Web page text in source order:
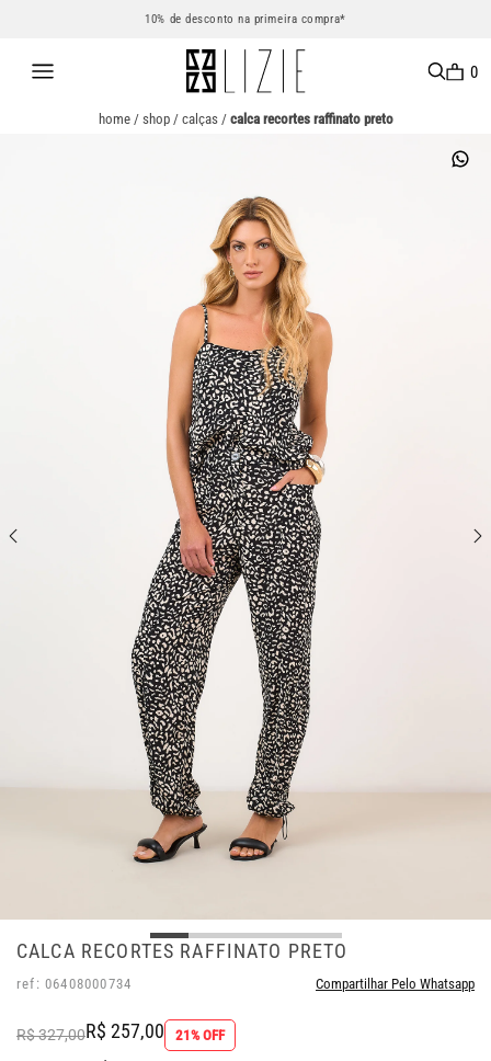
10% de desconto na primeira compra*
0
home/ shop/ calças/ calca recortes raffinato preto
CALCA RECORTES RAFFINATO PRETO
ref: 06408000734 Compartilhar Pelo Whatsapp
R$ 327,00R$ 257,00 21% OFF